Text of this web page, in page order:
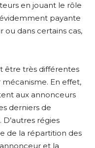
en jouant le rôle
évidemment payante
ou dans certains cas,
être très différentes
En effet,
aux annonceurs
derniers de
régies
de la répartition des
et la